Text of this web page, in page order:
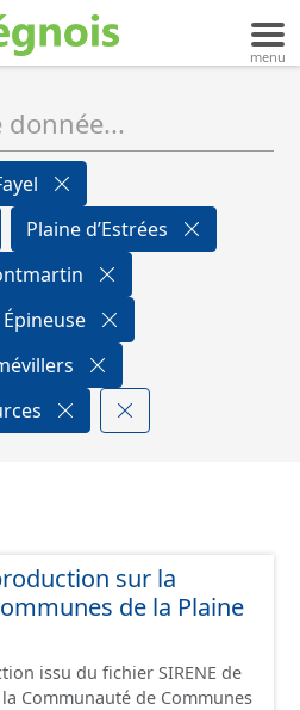
Plaine d’Estrées
Épineuse
sur la
de la Plaine
issu du fichier SIRENE de
Communauté de Communes